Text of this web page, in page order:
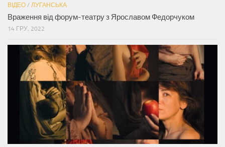
ВІДЕО / ЛУГАНСЬКА
Враження від форум-театру з Ярославом Федорчуком
14 ГРУ, 2022